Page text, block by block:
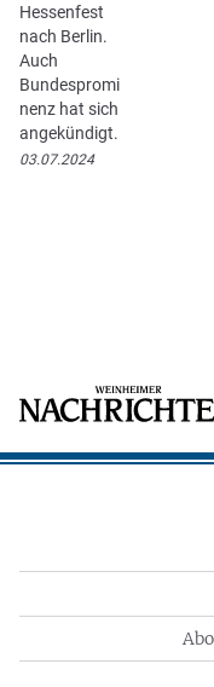
Hessenfest
nach Berlin.
Auch
Bundespromi
nenz hat sich
angekündigt.
03.07.2024